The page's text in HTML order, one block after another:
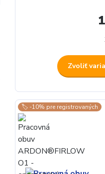
Zvoliť
🏷️ -10% pre registrovaných